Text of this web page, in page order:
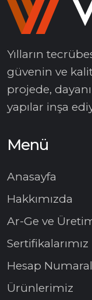
Yılların
güvenin ve
projede,
yapılar inşa
Menü
Anasayfa
Hakkımızda
Ar-Ge ve
Sertifikalarımız
Hesap
Ürünlerimiz